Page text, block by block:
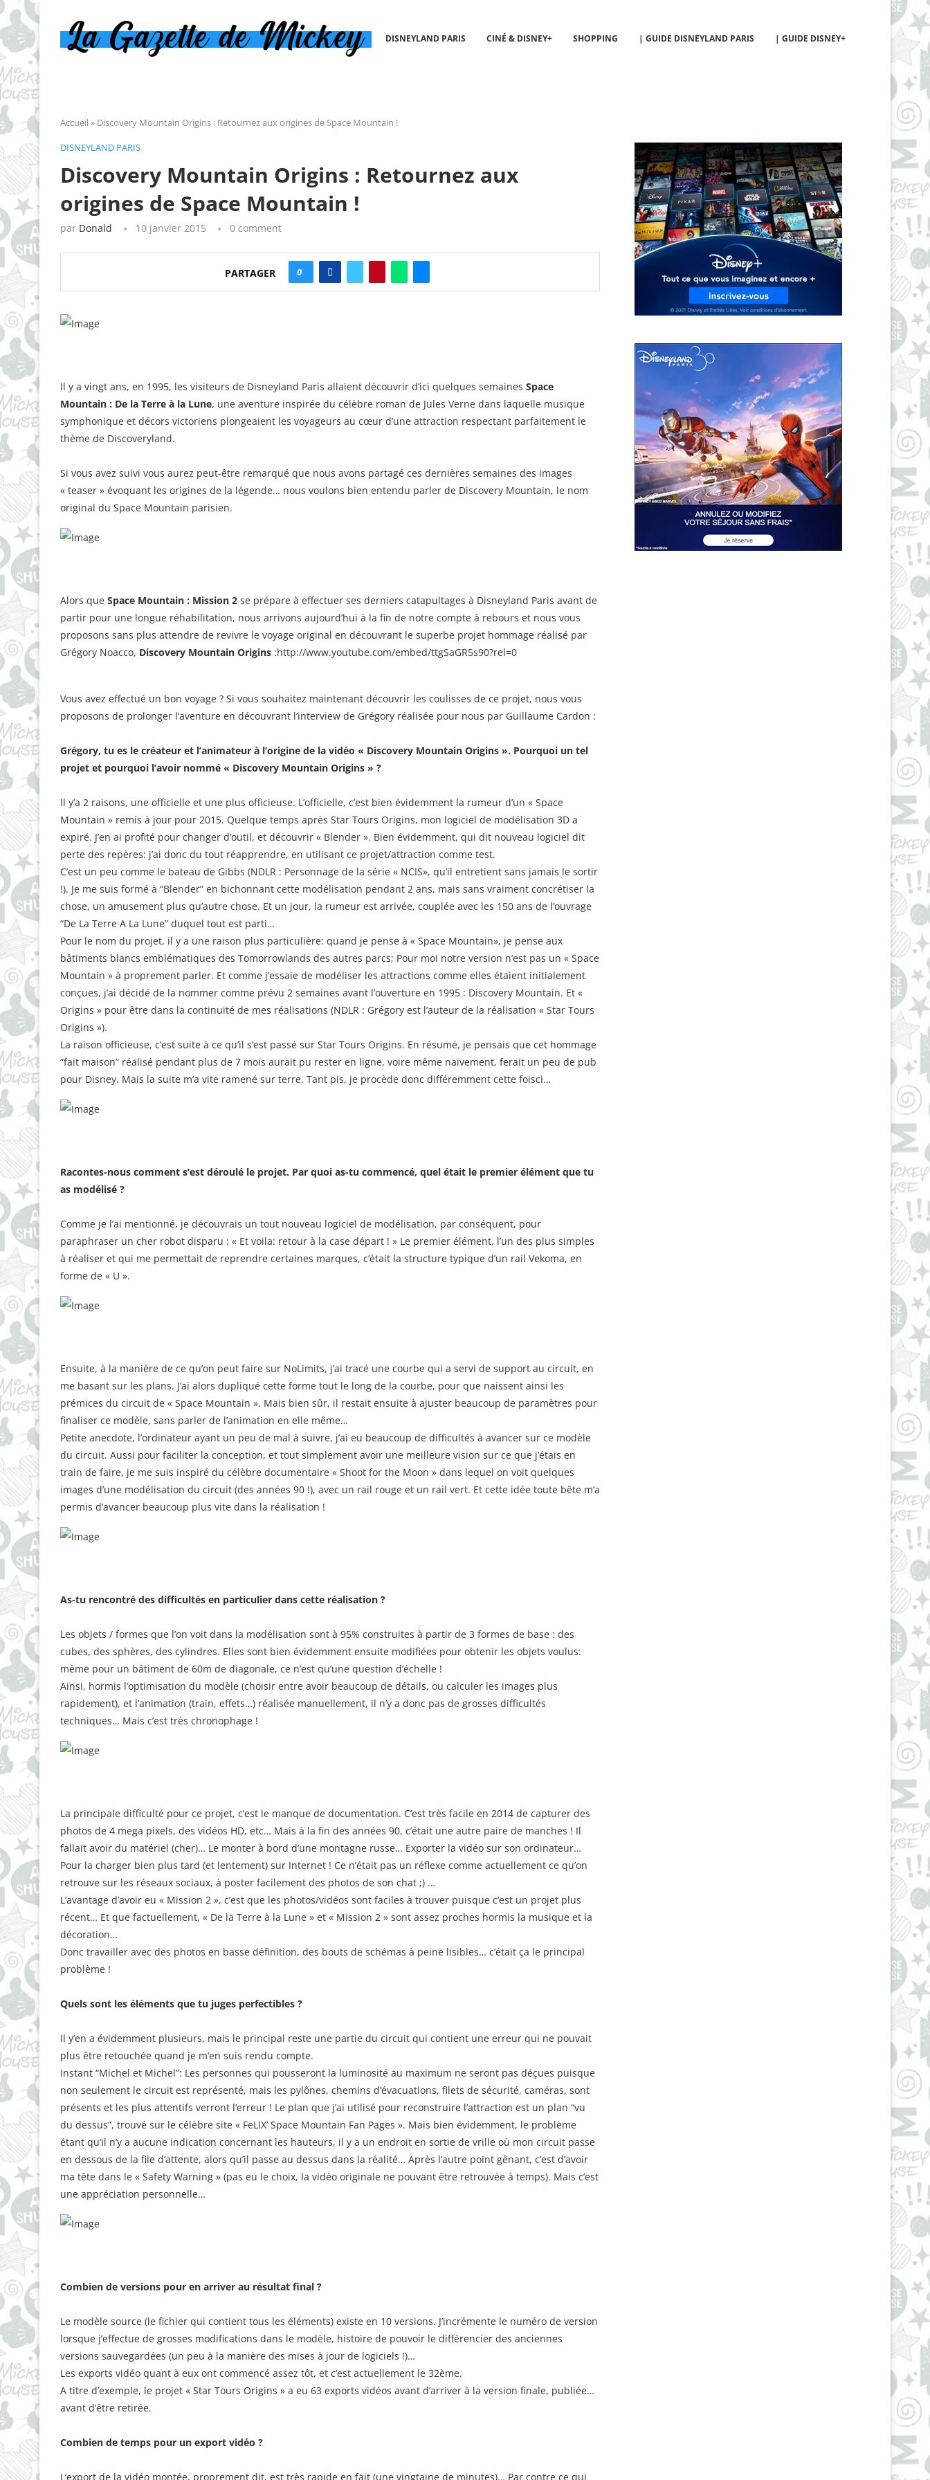
DISNEYLAND PARIS CINÉ & DISNEY+ SHOPPING | GUIDE DISNEYLAND PARIS | GUIDE DISNEY+
Accueil » Discovery Mountain Origins : Retournez aux origines de Space Mountain !
DISNEYLAND PARIS
Discovery Mountain Origins : Retournez aux
origines de Space Mountain !
par Donald 10 janvier 2015 0 comment
PARTAGER 0
Il y a vingt ans, en 1995, les visiteurs de Disneyland Paris allaient découvrir d’ici quelques semaines Space
Mountain : De la Terre à la Lune, une aventure inspirée du célèbre roman de Jules Verne dans laquelle musique
symphonique et décors victoriens plongeaient les voyageurs au cœur d’une attraction respectant parfaitement le
thème de Discoveryland.
Si vous avez suivi vous aurez peut-être remarqué que nous avons partagé ces dernières semaines des images
« teaser » évoquant les origines de la légende… nous voulons bien entendu parler de Discovery Mountain, le nom
original du Space Mountain parisien.
Alors que Space Mountain : Mission 2 se prépare à effectuer ses derniers catapultages à Disneyland Paris avant de
partir pour une longue réhabilitation, nous arrivons aujourd’hui à la fin de notre compte à rebours et nous vous
proposons sans plus attendre de revivre le voyage original en découvrant le superbe projet hommage réalisé par
Grégory Noacco, Discovery Mountain Origins :http://www.youtube.com/embed/ttgSaGR5s90?rel=0
Vous avez effectué un bon voyage ? Si vous souhaitez maintenant découvrir les coulisses de ce projet, nous vous
proposons de prolonger l’aventure en découvrant l’interview de Grégory réalisée pour nous par Guillaume Cardon :
Grégory, tu es le créateur et l’animateur à l’origine de la vidéo « Discovery Mountain Origins ». Pourquoi un tel
projet et pourquoi l’avoir nommé « Discovery Mountain Origins » ?
Il y’a 2 raisons, une officielle et une plus officieuse. L’officielle, c’est bien évidemment la rumeur d’un « Space
Mountain » remis à jour pour 2015. Quelque temps après Star Tours Origins, mon logiciel de modélisation 3D a
expiré. J’en ai profité pour changer d’outil, et découvrir « Blender ». Bien évidemment, qui dit nouveau logiciel dit
perte des repères: j’ai donc du tout ré­apprendre, en utilisant ce projet/attraction comme test.
C’est un peu comme le bateau de Gibbs (NDLR : Personnage de la série « NCIS», qu’il entretient sans jamais le sortir
!). Je me suis formé à “Blender” en bichonnant cette modélisation pendant 2 ans, mais sans vraiment concrétiser la
chose, un amusement plus qu’autre chose. Et un jour, la rumeur est arrivée, couplée avec les 150 ans de l’ouvrage
“De La Terre A La Lune” duquel tout est parti…
Pour le nom du projet, il y a une raison plus particulière: quand je pense à « Space Mountain», je pense aux
bâtiments blancs emblématiques des Tomorrowlands des autres parcs; Pour moi notre version n’est pas un « Space
Mountain » à proprement parler. Et comme j’essaie de modéliser les attractions comme elles étaient initialement
conçues, j’ai décidé de la nommer comme prévu 2 semaines avant l’ouverture en 1995 : Discovery Mountain. Et «
Origins » pour être dans la continuité de mes réalisations (NDLR : Grégory est l’auteur de la réalisation « Star Tours
Origins »).
La raison officieuse, c’est suite à ce qu’il s’est passé sur Star Tours Origins. En résumé, je pensais que cet hommage
“fait maison” réalisé pendant plus de 7 mois aurait pu rester en ligne, voire même naïvement, ferait un peu de pub
pour Disney. Mais la suite m’a vite ramené sur terre. Tant pis, je procède donc différemment cette fois­ci…
Racontes-­nous comment s’est déroulé le projet. Par quoi as­-tu commencé, quel était le premier élément que tu
as modélisé ?
Comme je l’ai mentionné, je découvrais un tout nouveau logiciel de modélisation, par conséquent, pour
paraphraser un cher robot disparu : « Et voila: retour à la case départ ! » Le premier élément, l’un des plus simples
à réaliser et qui me permettait de reprendre certaines marques, c’était la structure typique d’un rail Vekoma, en
forme de « U ».
Ensuite, à la manière de ce qu’on peut faire sur NoLimits, j’ai tracé une courbe qui a servi de support au circuit, en
me basant sur les plans. J’ai alors dupliqué cette forme tout le long de la courbe, pour que naissent ainsi les
prémices du circuit de « Space Mountain ». Mais bien sûr, il restait ensuite à ajuster beaucoup de paramètres pour
finaliser ce modèle, sans parler de l’animation en elle même…
Petite anecdote, l’ordinateur ayant un peu de mal à suivre, j’ai eu beaucoup de difficultés à avancer sur ce modèle
du circuit. Aussi pour faciliter la conception, et tout simplement avoir une meilleure vision sur ce que j’étais en
train de faire, je me suis inspiré du célèbre documentaire « Shoot for the Moon » dans lequel on voit quelques
images d’une modélisation du circuit (des années 90 !), avec un rail rouge et un rail vert. Et cette idée toute bête m’a
permis d’avancer beaucoup plus vite dans la réalisation !
As-­tu rencontré des difficultés en particulier dans cette réalisation ?
Les objets / formes que l’on voit dans la modélisation sont à 95% construites à partir de 3 formes de base : des
cubes, des sphères, des cylindres. Elles sont bien évidemment ensuite modifiées pour obtenir les objets voulus:
même pour un bâtiment de 60m de diagonale, ce n’est qu’une question d’échelle !
Ainsi, hormis l’optimisation du modèle (choisir entre avoir beaucoup de détails, ou calculer les images plus
rapidement), et l’animation (train, effets…) réalisée manuellement, il n’y a donc pas de grosses difficultés
techniques… Mais c’est très chronophage !
La principale difficulté pour ce projet, c’est le manque de documentation. C’est très facile en 2014 de capturer des
photos de 4 mega pixels, des vidéos HD, etc… Mais à la fin des années 90, c’était une autre paire de manches ! Il
fallait avoir du matériel (cher)… Le monter à bord d’une montagne russe… Exporter la vidéo sur son ordinateur…
Pour la charger bien plus tard (et lentement) sur Internet ! Ce n’était pas un réflexe comme actuellement ce qu’on
retrouve sur les réseaux sociaux, à poster facilement des photos de son chat ;­) …
L’avantage d’avoir eu « Mission 2 », c’est que les photos/vidéos sont faciles à trouver puisque c’est un projet plus
récent… Et que factuellement, « De la Terre à la Lune » et « Mission 2 » sont assez proches hormis la musique et la
décoration…
Donc travailler avec des photos en basse définition, des bouts de schémas à peine lisibles… c’était ça le principal
problème !
Quels sont les éléments que tu juges perfectibles ?
Il y’en a évidemment plusieurs, mais le principal reste une partie du circuit qui contient une erreur qui ne pouvait
plus être retouchée quand je m’en suis rendu compte.
Instant “Michel et Michel”: Les personnes qui pousseront la luminosité au maximum ne seront pas déçues puisque
non seulement le circuit est représenté, mais les pylônes, chemins d’évacuations, filets de sécurité, caméras, sont
présents et les plus attentifs verront l’erreur ! Le plan que j’ai utilisé pour reconstruire l’attraction est un plan “vu
du dessus”, trouvé sur le célèbre site « FeLIX’ Space Mountain Fan Pages ». Mais bien évidemment, le problème
étant qu’il n’y a aucune indication concernant les hauteurs, il y a un endroit en sortie de vrille où mon circuit passe
en dessous de la file d’attente, alors qu’il passe au­ dessus dans la réalité… Après l’autre point gênant, c’est d’avoir
ma tête dans le « Safety Warning » (pas eu le choix, la vidéo originale ne pouvant être retrouvée à temps). Mais c’est
une appréciation personnelle…
Combien de versions pour en arriver au résultat final ?
Le modèle source (le fichier qui contient tous les éléments) existe en 10 versions. J’incrémente le numéro de version
lorsque j’effectue de grosses modifications dans le modèle, histoire de pouvoir le différencier des anciennes
versions sauvegardées (un peu à la manière des mises à jour de logiciels !)…
Les exports vidéo quant à eux ont commencé assez tôt, et c’est actuellement le 32ème.
A titre d’exemple, le projet « Star Tours Origins » a eu 63 exports vidéos avant d’arriver à la version finale, publiée…
avant d’être retirée.
Combien de temps pour un export vidéo ?
L’export de la vidéo montée, proprement dit, est très rapide en fait (une vingtaine de minutes)… Par contre ce qui